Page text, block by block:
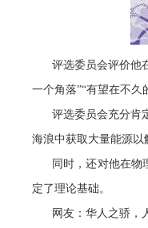
评选委员会评价他
一个角落”“有望在不久
评选委员会充分肯
海浪中获取大量能源以
同时，还对他在
定了理论基础。
网友：华人之骄，